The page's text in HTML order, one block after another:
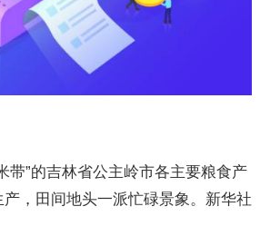
带”的吉林省公主岭市各主要粮食产
，田间地头一派忙碌景象。新华社